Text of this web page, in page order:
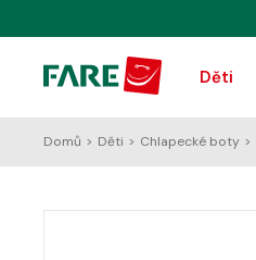
Děti
Domů > Děti > Chlapecké boty >